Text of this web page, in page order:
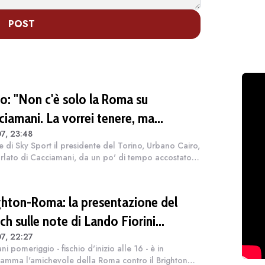
POST
"Non c'è solo la Roma su
La vorrei tenere, ma
23:48
di Sky Sport il presidente del Torino, Urbano Cairo,
di Cacciamani, da un po' di tempo accostato
Roma: la presentazione del
sulle note di Lando Fiorini
22:27
pomeriggio - fischio d'inizio alle 16 - è in
l'amichevole della Roma contro il Brighton